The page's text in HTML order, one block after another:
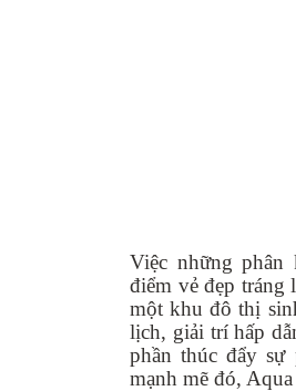
Việc những phân
điểm vẻ đẹp tráng
một khu đô thị
lịch, giải trí hấp
phần thúc đẩy sự
mạnh mẽ đó,